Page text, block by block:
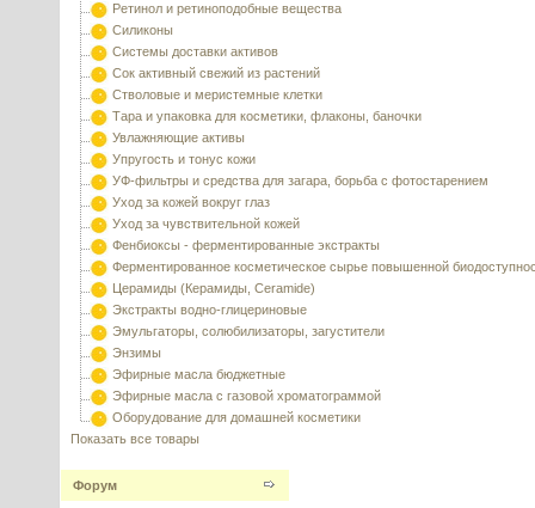
Ретинол и ретиноподобные вещества
Силиконы
Системы доставки активов
Сок активный свежий из растений
Стволовые и меристемные клетки
Тара и упаковка для косметики, флаконы, баночки
Увлажняющие активы
Упругость и тонус кожи
УФ-фильтры и средства для загара, борьба с фотостарением
Уход за кожей вокруг глаз
Уход за чувствительной кожей
Фенбиоксы - ферментированные экстракты
Ферментированное косметическое сырье повышенной
Церамиды (Керамиды, Ceramide)
Экстракты водно-глицериновые
Эмульгаторы, солюбилизаторы, загустители
Энзимы
Эфирные масла бюджетные
Эфирные масла с газовой хроматограммой
Оборудование для домашней косметики
Показать все товары
Форум